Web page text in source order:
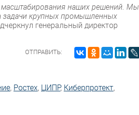
масштабирования наших решений. Мы
задачи крупных промышленных
генеральный директор
ОТПРАВИТЬ:
, Ростех, ЦИПР, Киберпротект,